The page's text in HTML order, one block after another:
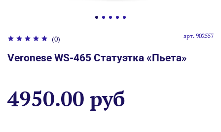
(0) арт. 902557
Veronese WS-465 Статуэтка «Пьета»
4950.00 руб